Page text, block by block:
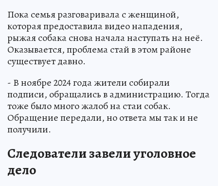
Пока семья разговаривала с женщиной,
которая предоставила видео нападения,
рыжая собака снова начала наступать на неё.
Оказывается, проблема стай в этом районе
существует давно.
- В ноябре 2024 года жители собирали
подписи, обращались в администрацию. Тогда
тоже было много жалоб на стаи собак.
Обращение передали, но ответа мы так и не
получили.
Следователи завели уголовное
дело